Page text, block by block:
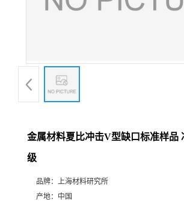
金属材料夏比冲击V型缺口标准样品
级
品牌： 上海材料研究所
产地： 中国